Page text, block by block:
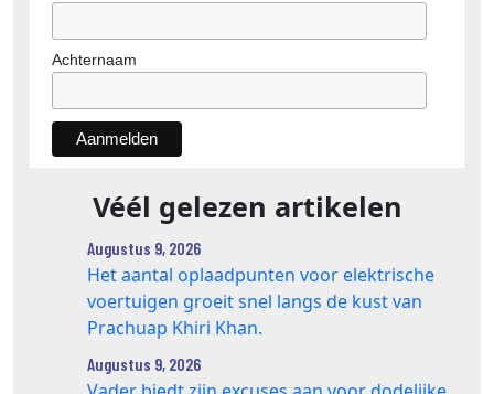
Achternaam
Véél gelezen artikelen
Augustus 9, 2026
Het aantal oplaadpunten voor elektrische
voertuigen groeit snel langs de kust van
Prachuap Khiri Khan.
Augustus 9, 2026